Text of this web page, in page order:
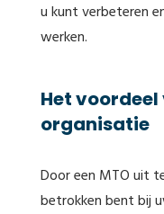
u kunt verbeteren
werken.
Het voordeel
organisatie
Door een MTO uit
betrokken bent bij